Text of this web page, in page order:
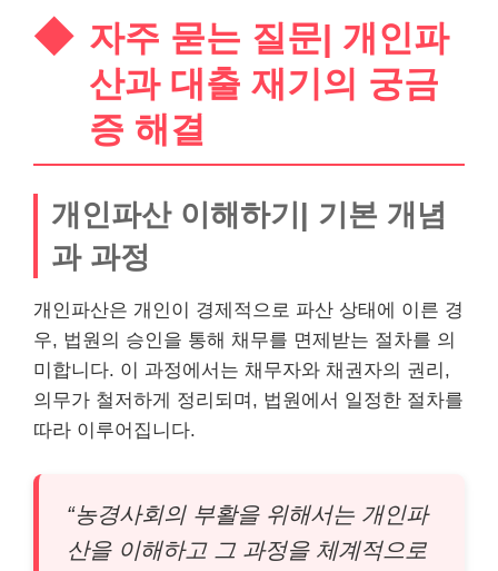
자주 묻는 질문| 개인파
산과 대출 재기의 궁금
증 해결
개인파산 이해하기| 기본 개념
과 과정
개인파산은 개인이 경제적으로 파산 상태에 이른 경
우, 법원의 승인을 통해 채무를 면제받는 절차를 의
미합니다. 이 과정에서는 채무자와 채권자의 권리,
의무가 철저하게 정리되며, 법원에서 일정한 절차를
따라 이루어집니다.
“농경사회의 부활을 위해서는 개인파
산을 이해하고 그 과정을 체계적으로